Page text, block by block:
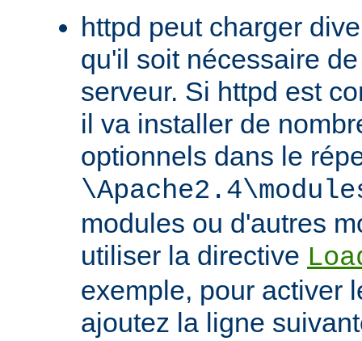
httpd peut charger
qu'il soit nécessaire
serveur. Si httpd est
il va installer de
optionnels dans le
modules ou d'autres
utiliser la directive
exemple, pour activer
ajoutez la ligne